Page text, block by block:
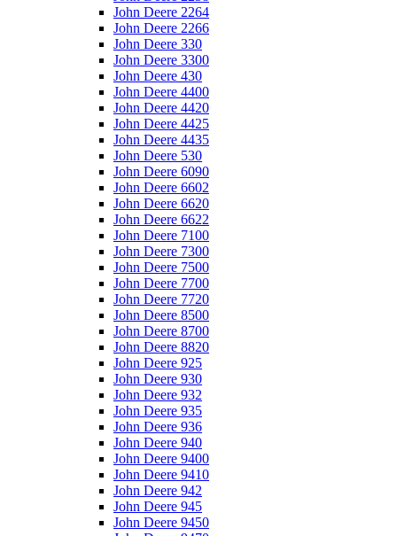
John Deere 2264
John Deere 2266
John Deere 330
John Deere 3300
John Deere 430
John Deere 4400
John Deere 4420
John Deere 4425
John Deere 4435
John Deere 530
John Deere 6090
John Deere 6602
John Deere 6620
John Deere 6622
John Deere 7100
John Deere 7300
John Deere 7500
John Deere 7700
John Deere 7720
John Deere 8500
John Deere 8700
John Deere 8820
John Deere 925
John Deere 930
John Deere 932
John Deere 935
John Deere 936
John Deere 940
John Deere 9400
John Deere 9410
John Deere 942
John Deere 945
John Deere 9450